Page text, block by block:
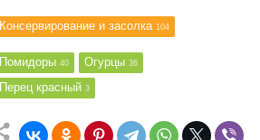
Консервирование и засолка 104
Помидоры 40 Огурцы 36
Перец красный 3